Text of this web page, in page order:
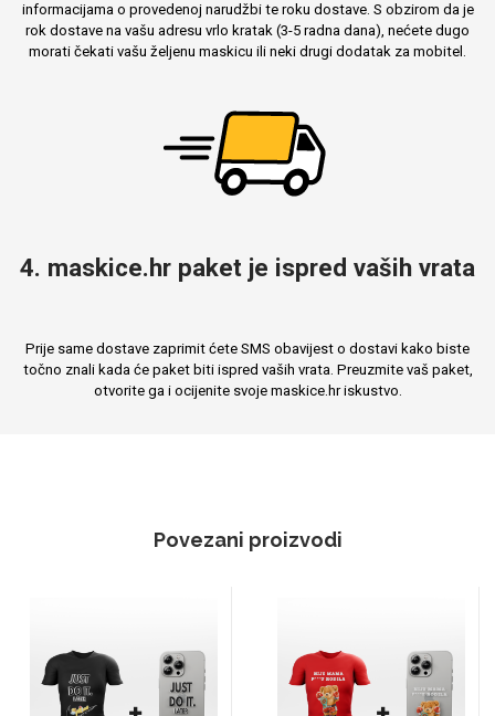
informacijama o provedenoj narudžbi te roku dostave. S obzirom da je
rok dostave na vašu adresu vrlo kratak (3-5 radna dana), nećete dugo
morati čekati vašu željenu maskicu ili neki drugi dodatak za mobitel.
4. maskice.hr paket je ispred vaših vrata
Prije same dostave zaprimit ćete SMS obavijest o dostavi kako biste
točno znali kada će paket biti ispred vaših vrata. Preuzmite vaš paket,
otvorite ga i ocijenite svoje maskice.hr iskustvo.
Povezani proizvodi